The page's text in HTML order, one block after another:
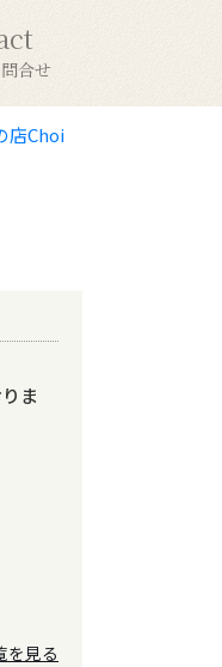
合せ
店Choi
ま
を見る